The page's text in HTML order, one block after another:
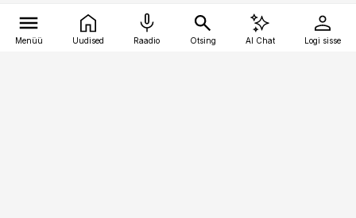
Menüü Uudised Raadio Otsing AI Chat Logi sisse